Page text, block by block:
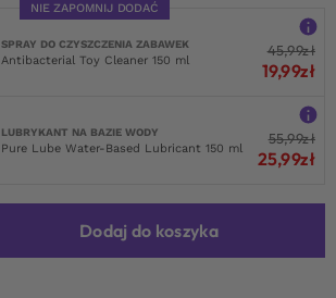
NIE ZAPOMNIJ DODAĆ
SPRAY DO CZYSZCZENIA ZABAWEK
Antibacterial Toy Cleaner 150 ml
45,99zł
19,99zł
LUBRYKANT NA BAZIE WODY
Pure Lube Water-Based Lubricant 150 ml
55,99zł
25,99zł
Dodaj do koszyka